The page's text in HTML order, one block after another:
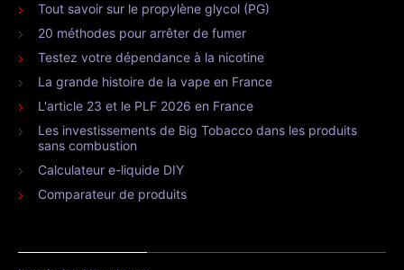
Tout savoir sur le propylène glycol (PG)
20 méthodes pour arrêter de fumer
Testez votre dépendance à la nicotine
La grande histoire de la vape en France
L'article 23 et le PLF 2026 en France
Les investissements de Big Tobacco dans les produits
sans combustion
Calculateur e-liquide DIY
Comparateur de produits